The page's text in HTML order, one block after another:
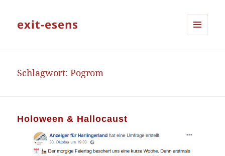
exit-esens
Schlagwort:Pogrom
Holoween & Hallocaust